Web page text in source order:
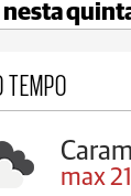
TEMPO
max